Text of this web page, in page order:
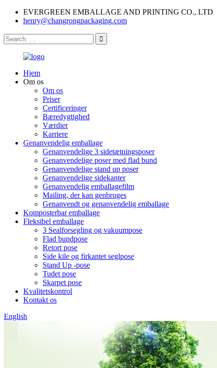
EVERGREEN EMBALLAGE AND PRINTING CO., LTD
henry@changrongpackaging.com
Hjem
Om os
Om os
Priser
Certificeringer
Bæredygtighed
Værdier
Karriere
Genanvendelig emballage
Genanvendelige 3 sidetætningsposer
Genanvendelige poser med flad bund
Genanvendelige stand up poser
Genanvendelige sidekanter
Genanvendelig emballagefilm
Mailing, der kan genbruges
Genanvendt og genanvendelig emballage
Komposterbar emballage
Fleksibel emballage
3 Sealforsegling og vakuumpose
Flad bundpose
Retort pose
Side kile og firkantet seglpose
Stand Up -pose
Tudet pose
Skarpet pose
Kvalitetskontrol
Kontakt os
English